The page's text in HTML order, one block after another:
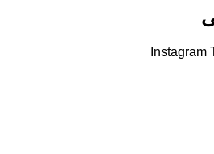
Instagram